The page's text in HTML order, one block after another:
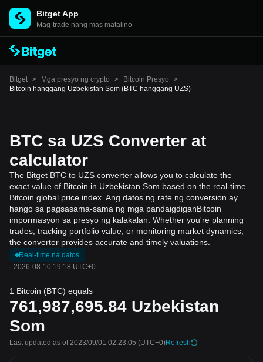
Bitget App
Mag-trade nang mas matalino
Bitget > Mga presyo ng crypto > Bitcoin Presyo
>
Bitcoin hanggang Uzbekistan Som (BTC hanggang UZS)
BTC sa UZS Converter at
calculator
The Bitget BTC to UZS converter allows you to calculate the
exact value of Bitcoin in Uzbekistan Som based on the real-time
Bitcoin global price index. Ang datos ng rate ng conversion ay
hango sa pagsasama-sama ng mga pandaigdiganBitcoin
impormasyon sa presyo ng kalakalan. Whether you're planning
trades, tracking portfolio value, or monitoring market dynamics,
the converter provides accurate and timely valuations.
Real-time na datos
· 2026-08-10 19:18 UTC+0
1 Bitcoin (BTC) equals
761,987,695.84 Uzbekistan
Som
Last updated as of 2023/09/01 02:23:05 (UTC+0)Refresh